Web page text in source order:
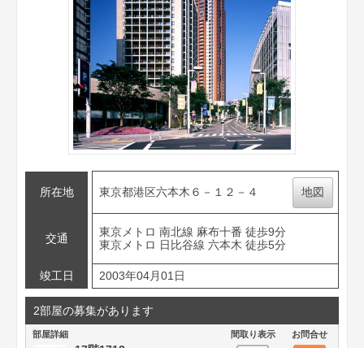
所在地 東京都港区六本木６－１２－４ 地図
交通
東京メトロ 南北線 麻布十番 徒歩9分
東京メトロ 日比谷線 六本木 徒歩5分
竣工日 2003年04月01日
2部屋の募集があります
部屋詳細 間取り表示 お問合せ